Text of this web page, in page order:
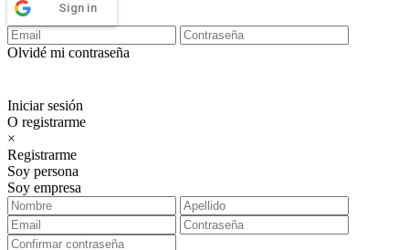
Sign in
Olvidé mi contraseña
Iniciar sesión
O registrarme
×
Registrarme
Soy persona
Soy empresa